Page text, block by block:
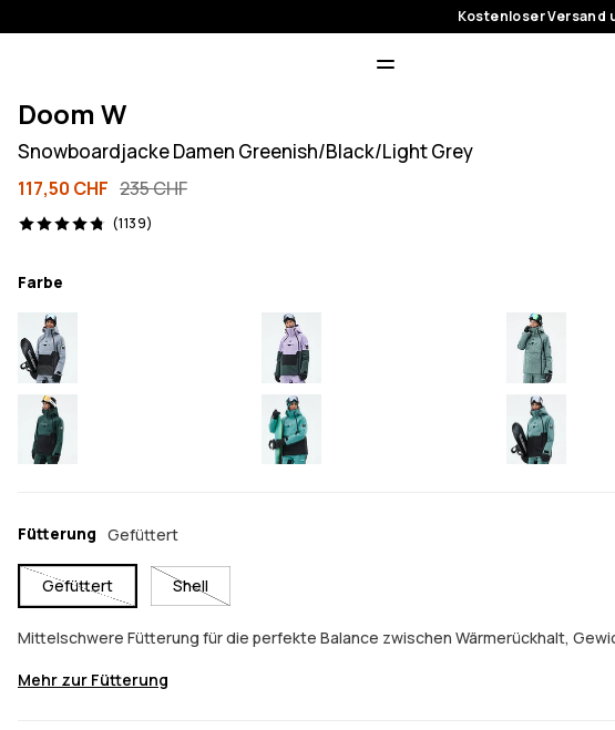
Kostenloser Versand
Doom W
Snowboardjacke Damen Greenish/Black/Light Grey
117,50 CHF 235 CHF
(1139)
1139 Reviews, 4.8/5
Farbe
Fütterung Gefüttert
Gefüttert Shell
Mittelschwere Fütterung für die perfekte Balance zwischen Wärmerückhalt,
Mehr zur Fütterung